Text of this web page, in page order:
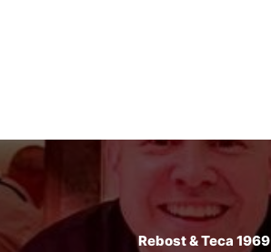
Rebost & Teca 1969